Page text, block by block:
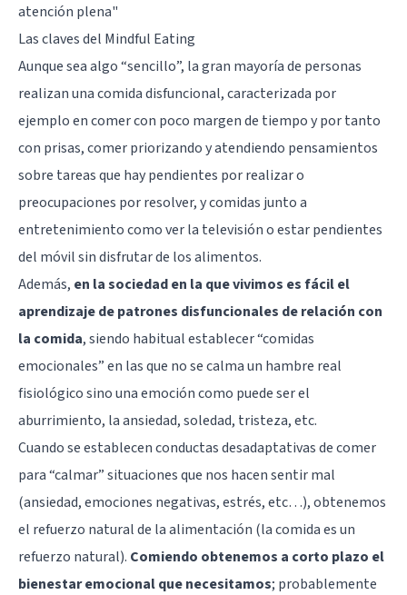
atención plena"
Las claves del Mindful Eating
Aunque sea algo “sencillo”, la gran mayoría de personas
realizan una comida disfuncional, caracterizada por
ejemplo en comer con poco margen de tiempo y por tanto
con prisas, comer priorizando y atendiendo pensamientos
sobre tareas que hay pendientes por realizar o
preocupaciones por resolver, y comidas junto a
entretenimiento como ver la televisión o estar pendientes
del móvil sin disfrutar de los alimentos.
Además, en la sociedad en la que vivimos es fácil el
aprendizaje de patrones disfuncionales de relación con
la comida, siendo habitual establecer “comidas
emocionales” en las que no se calma un hambre real
fisiológico sino una emoción como puede ser el
aburrimiento, la ansiedad, soledad, tristeza, etc.
Cuando se establecen conductas desadaptativas de comer
para “calmar” situaciones que nos hacen sentir mal
(ansiedad, emociones negativas, estrés, etc…), obtenemos
el refuerzo natural de la alimentación (la comida es un
refuerzo natural). Comiendo obtenemos a corto plazo el
bienestar emocional que necesitamos; probablemente